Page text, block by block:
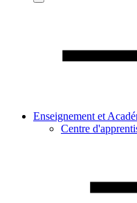
Enseignement et
Centre